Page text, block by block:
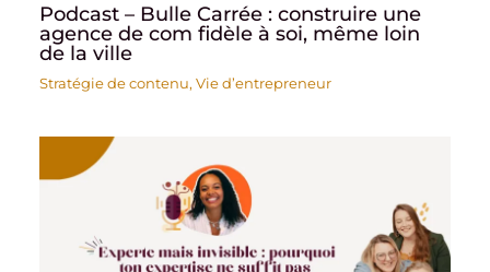
Podcast – Bulle Carrée : construire une
agence de com fidèle à soi, même loin
de la ville
Stratégie de contenu,Vie d’entrepreneur